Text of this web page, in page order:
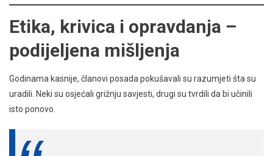
Etika, krivica i opravdanja –
podijeljena mišljenja
Godinama kasnije, članovi posada pokušavali su razumjeti šta su
uradili. Neki su osjećali grižnju savjesti, drugi su tvrdili da bi učinili
isto ponovo.